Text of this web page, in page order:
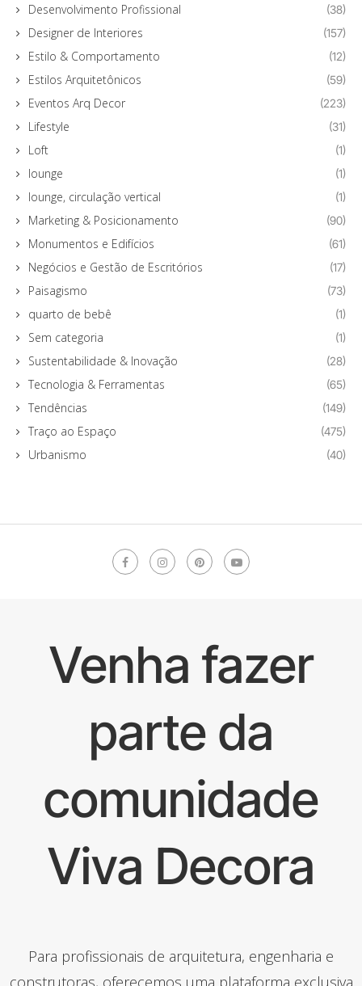
Desenvolvimento Profissional (38)
Designer de Interiores (157)
Estilo & Comportamento (12)
Estilos Arquitetônicos (59)
Eventos Arq Decor (223)
Lifestyle (31)
Loft (1)
lounge (1)
lounge, circulação vertical (1)
Marketing & Posicionamento (90)
Monumentos e Edifícios (61)
Negócios e Gestão de Escritórios (17)
Paisagismo (73)
quarto de bebê (1)
Sem categoria (1)
Sustentabilidade & Inovação (28)
Tecnologia & Ferramentas (65)
Tendências (149)
Traço ao Espaço (475)
Urbanismo (40)
Venha fazer
parte da
comunidade
Viva Decora
Para profissionais de arquitetura, engenharia e
construtoras, oferecemos uma plataforma exclusiva